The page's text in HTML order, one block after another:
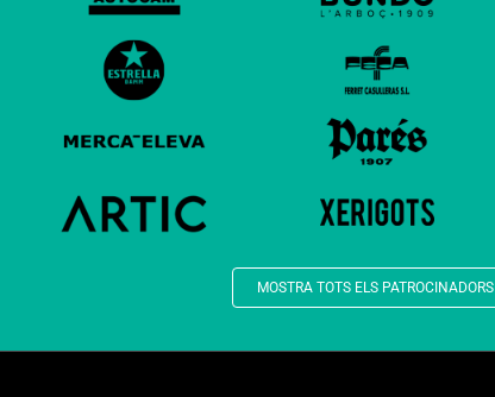
MOSTRA TOTS ELS PATROCINADORS